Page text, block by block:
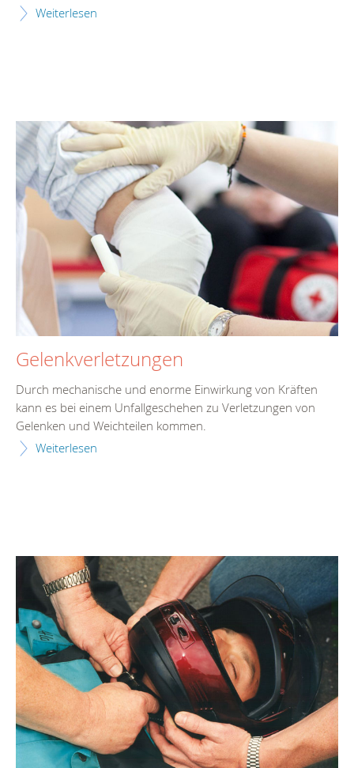
Weiterlesen
Gelenkverletzungen
Durch mechanische und enorme Einwirkung von Kräften
kann es bei einem Unfallgeschehen zu Verletzungen von
Gelenken und Weichteilen kommen.
Weiterlesen